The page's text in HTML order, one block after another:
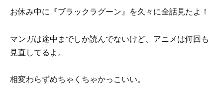
お休み中に『ブラックラグーン』を久々に全話見たよ！
マンガは途中までしか読んでないけど、アニメは何回も
見直してるよ。
相変わらずめちゃくちゃかっこいい。